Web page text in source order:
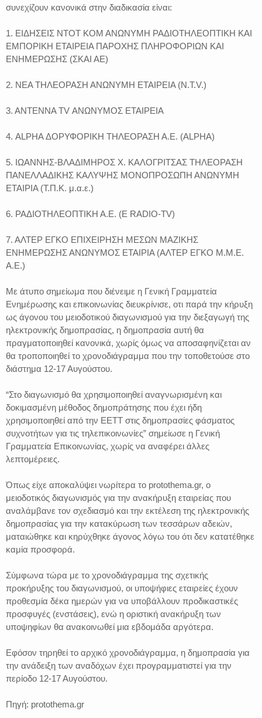
συνεχίζουν κανονικά στην διαδικασία είναι:
1. ΕΙΔΗΣΕΙΣ ΝΤΟΤ ΚΟΜ ΑΝΩΝΥΜΗ ΡΑΔΙΟΤΗΛΕΟΠΤΙΚΗ ΚΑΙ
ΕΜΠΟΡΙΚΗ ΕΤΑΙΡΕΙΑ ΠΑΡΟΧΗΣ ΠΛΗΡΟΦΟΡΙΩΝ ΚΑΙ
ΕΝΗΜΕΡΩΣΗΣ (ΣΚΑΙ ΑΕ)
2. ΝΕΑ ΤΗΛΕΟΡΑΣΗ ΑΝΩΝΥΜΗ ΕΤΑΙΡΕΙΑ (N.T.V.)
3. ΑΝΤΕΝΝΑ TV ΑΝΩΝΥΜΟΣ ΕΤΑΙΡΕΙΑ
4. ALPHA ΔΟΡΥΦΟΡΙΚΗ ΤΗΛΕΟΡΑΣΗ Α.Ε. (ALPHA)
5. ΙΩΑΝΝΗΣ-ΒΛΑΔΙΜΗΡΟΣ Χ. ΚΑΛΟΓΡΙΤΣΑΣ ΤΗΛΕΟΡΑΣΗ
ΠΑΝΕΛΛΑΔΙΚΗΣ ΚΑΛΥΨΗΣ ΜΟΝΟΠΡΟΣΩΠΗ ΑΝΩΝΥΜΗ
ΕΤΑΙΡΙΑ (Τ.Π.Κ. μ.α.ε.)
6. ΡΑΔΙΟΤΗΛΕΟΠΤΙΚΗ Α.Ε. (E RADIO-TV)
7. ΑΛΤΕΡ ΕΓΚΟ ΕΠΙΧΕΙΡΗΣΗ ΜΕΣΩΝ ΜΑΖΙΚΗΣ
ΕΝΗΜΕΡΩΣΗΣ ΑΝΩΝΥΜΟΣ ΕΤΑΙΡΙΑ (ΑΛΤΕΡ ΕΓΚΟ Μ.Μ.Ε.
Α.Ε.)
Με άτυπο σημείωμα που διένειμε η Γενική Γραμματεία
Ενημέρωσης και επικοινωνίας διευκρίνισε, οτι παρά την κήρυξη
ως άγονου του μειοδοτικού διαγωνισμού για την διεξαγωγή της
ηλεκτρονικής δημοπρασίας, η δημοπρασία αυτή θα
πραγματοποιηθεί κανονικά, χωρίς όμως να αποσαφηνίζεται αν
θα τροποποιηθεί το χρονοδιάγραμμα που την τοποθετούσε στο
διάστημα 12-17 Αυγούστου.
“Στο διαγωνισμό θα χρησιμοποιηθεί αναγνωρισμένη και
δοκιμασμένη μέθοδος δημοπράτησης που έχει ήδη
χρησιμοποιηθεί από την ΕΕΤΤ στις δημοπρασίες φάσματος
συχνοτήτων για τις τηλεπικοινωνίες” σημείωσε η Γενική
Γραμματεία Επικοινωνίας, χωρίς να αναφέρει άλλες
λεπτομέρειες.
Όπως είχε αποκαλύψει νωρίτερα το protothema.gr, ο
μειοδοτικός διαγωνισμός για την ανακήρυξη εταιρείας που
αναλάμβανε τον σχεδιασμό και την εκτέλεση της ηλεκτρονικής
δημοπρασίας για την κατακύρωση των τεσσάρων αδειών,
ματαιώθηκε και κηρύχθηκε άγονος λόγω του ότι δεν κατατέθηκε
καμία προσφορά.
Σύμφωνα τώρα με το χρονοδιάγραμμα της σχετικής
προκήρυξης του διαγωνισμού, οι υποψήφιες εταιρείες έχουν
προθεσμία δέκα ημερών για να υποβάλλουν προδικαστικές
προσφυγές (ενστάσεις), ενώ η οριστική ανακήρυξη των
υποψηφίων θα ανακοινωθεί μια εβδομάδα αργότερα.
Εφόσον τηρηθεί το αρχικό χρονοδιάγραμμα, η δημοπρασία για
την ανάδειξη των αναδόχων έχει προγραμματιστεί για την
περίοδο 12-17 Αυγούστου.
Πηγή: protothema.gr